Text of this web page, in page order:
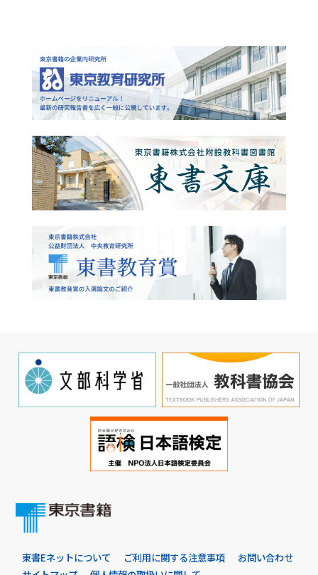
東書Eネットについて ご利用に関する注意事項
お問い合わせ